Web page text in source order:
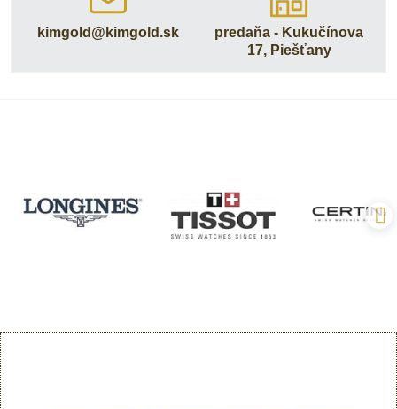
kimgold​@kimgold​.sk
predaňa - Kukučínova
17, Piešťany